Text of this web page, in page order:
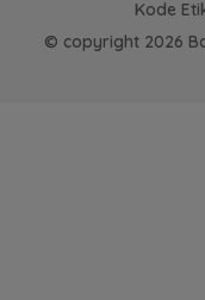
Kode
© copyright 2026